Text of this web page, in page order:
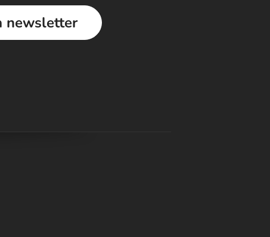
newsletter